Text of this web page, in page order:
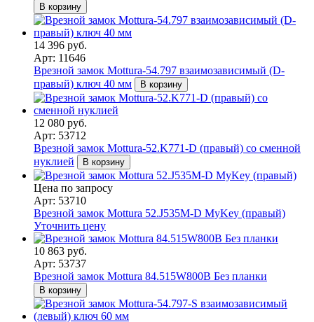
В корзину
14 396 руб.
Арт: 11646
Врезной замок Mottura-54.797 взаимозависимый (D-
правый) ключ 40 мм
В корзину
12 080 руб.
Арт: 53712
Врезной замок Mottura-52.K771-D (правый) со сменной
нуклией
В корзину
Цена по запросу
Арт: 53710
Врезной замок Mottura 52.J535M-D MyKey (правый)
Уточнить цену
10 863 руб.
Арт: 53737
Врезной замок Mottura 84.515W800B Без планки
В корзину